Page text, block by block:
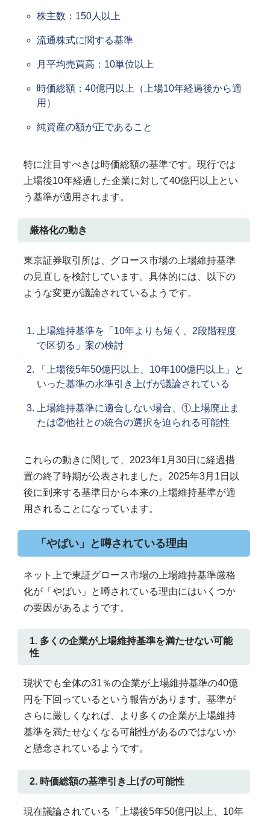
株主数：150人以上
流通株式に関する基準
月平均売買高：10単位以上
時価総額：40億円以上（上場10年経過後から適
用）
純資産の額が正であること
特に注目すべきは時価総額の基準です。現行では
上場後10年経過した企業に対して40億円以上とい
う基準が適用されます。
厳格化の動き
東京証券取引所は、グロース市場の上場維持基準
の見直しを検討しています。具体的には、以下の
ような変更が議論されているようです。
上場維持基準を「10年よりも短く、2段階程度
で区切る」案の検討
「上場後5年50億円以上、10年100億円以上」と
いった基準の水準引き上げが議論されている
上場維持基準に適合しない場合、①上場廃止ま
たは②他社との統合の選択を迫られる可能性
これらの動きに関して、2023年1月30日に経過措
置の終了時期が公表されました。2025年3月1日以
後に到来する基準日から本来の上場維持基準が適
用されることになっています。
「やばい」と噂されている理由
ネット上で東証グロース市場の上場維持基準厳格
化が「やばい」と噂されている理由にはいくつか
の要因があるようです。
1. 多くの企業が上場維持基準を満たせない可能
性
現状でも全体の31％の企業が上場維持基準の40億
円を下回っているという報告があります。基準が
さらに厳しくなれば、より多くの企業が上場維持
基準を満たせなくなる可能性があるのではないか
と懸念されているようです。
2. 時価総額の基準引き上げの可能性
現在議論されている「上場後5年50億円以上、10年